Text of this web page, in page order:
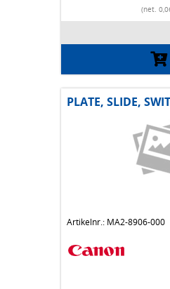
(net.
PLATE, SLIDE,
Artikelnr.: MA2-8906-000